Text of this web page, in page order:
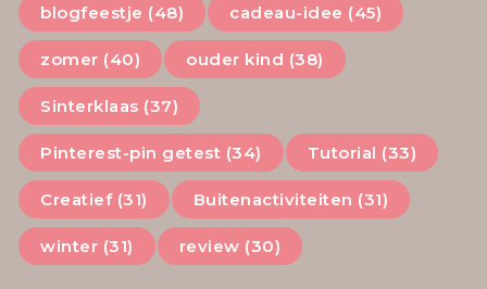
blogfeestje (48) cadeau-idee (45)
zomer (40) ouder kind (38)
Sinterklaas (37)
Pinterest-pin getest (34) Tutorial (33)
Creatief (31) Buitenactiviteiten (31)
winter (31) review (30)